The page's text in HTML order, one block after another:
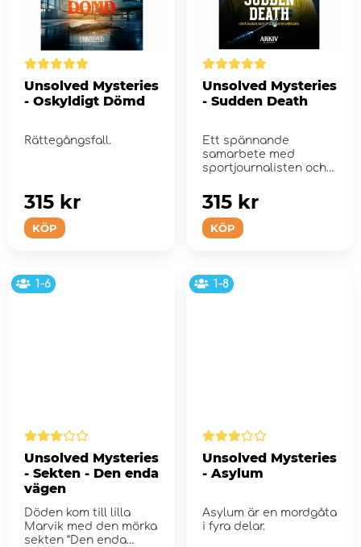
Unsolved Mysteries
- Oskyldigt Dömd
Rättegångsfall.
KÖP
315 kr
Unsolved Mysteries
- Sudden Death
Ett spännande
samarbete med
sportjournalisten och
Patrick E...
KÖP
315 kr
1-6
Unsolved Mysteries
- Sekten - Den enda
vägen
Döden kom till lilla
Marvik med den mörka
sekten “Den enda
1-8
Unsolved Mysteries
- Asylum
Asylum är en mordgåta
i fyra delar.